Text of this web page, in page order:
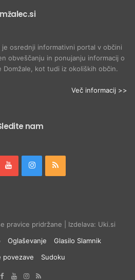
osrednji informativni portal v občini
obveščanju in ponujanju informacij o
Domžale, kot tudi iz okoliških občin.
Več informacij >>
nam
pravice pridržane | Izdelava: Uki.si
Oglaševanje
Glasilo Slamnik
povezave
Sudoku